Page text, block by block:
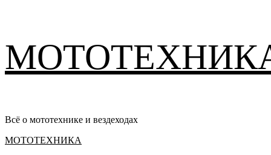
содержимому
Всё о мототехнике и вездеходах
Основное
МОТОТЕХНИКА